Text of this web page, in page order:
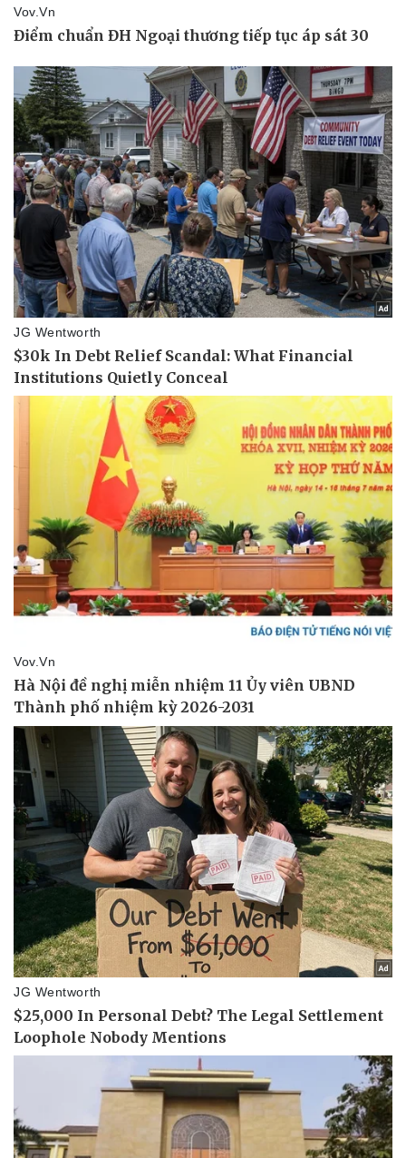
Doanh nghiệp
Thông tin doanh nghiệp
Doanh nghiệp 24h
Doanh nhân
Vì cộng đồng
Công nghệ
Sành điệu
Tin Công nghệ
Trải nghiệm
Chuyển đổi số